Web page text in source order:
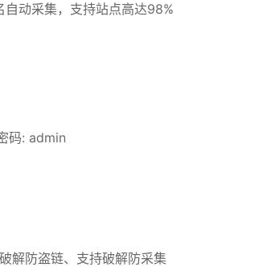
动采集，支持站点高达98%
码: admin
解防盗链、支持破解防采集